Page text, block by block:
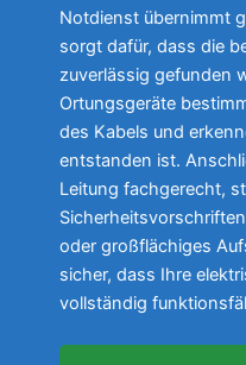
Notdienst übernimmt
sorgt dafür, dass die
zuverlässig gefunden
Ortungsgeräte
des Kabels und
entstanden ist.
Leitung fachgerecht,
oder großflächiges
sicher, dass Ihre
vollständig